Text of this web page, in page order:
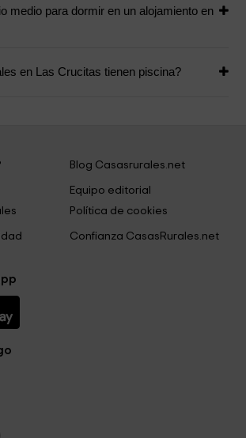
medio para dormir en un alojamiento en
en Las Crucitas tienen piscina?
Blog Casasrurales.net
Equipo editorial
Política de cookies
Confianza CasasRurales.net